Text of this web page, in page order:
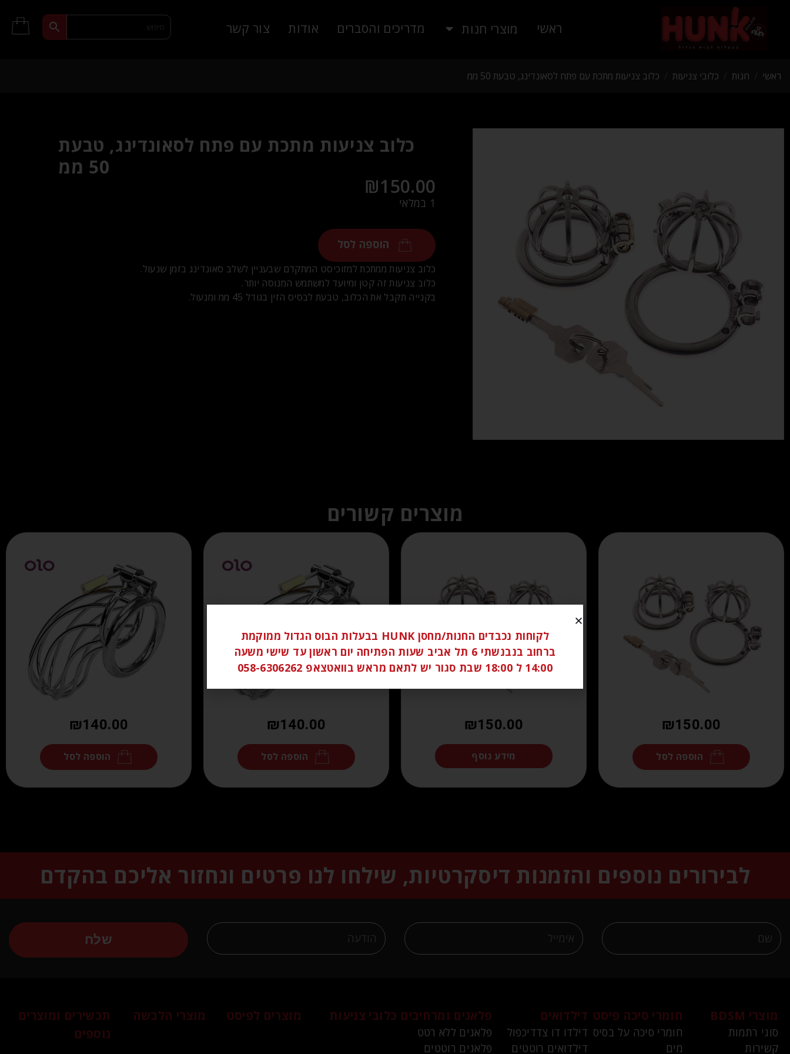
ראשי מוצרי חנות מדריכים והסברים אודות צור קשר
ראשי חנות כלובי צניעות כלוב צניעות מתכת עם פתח לסאונדינג, טבעת 50 ממ
כלוב צניעות מתכת עם פתח לסאונדינג, טבעת
50 ממ
₪150.00
1 במלאי
הוספה לסל
כלוב צניעות ממתכת למזוכיסט המתקדם שבעניין לשלב סאונדינג בזמן שנעול.
כלוב צניעות זה קטן ומיועד למשתמש המנוסה יותר.
בקנייה תקבל את הכלוב, טבעת לבסיס הזין בגודל 45 ממ ומנעול.
מוצרים קשורים
₪150.00
הוספה לסל
₪150.00
מידע נוסף
₪140.00
הוספה לסל
₪140.00
הוספה לסל
לבירורים נוספים והזמנות דיסקרטיות, שילחו לנו פרטים ונחזור אליכם בהקדם
שלח
מוצרי BDSM
סוגי רתמות
קשירות
חומרי סיכה פיסט
חומרי סיכה על בסיס
מים
דילדואים
דילדו דו צדדיכפול
דילדואים רוטטים
פלאגים ומרחיבים
פלאגים ללא רטט
פלאגים רוטטים
כלובי צניעות מוצרים לפיסט מוצרי הלבשה
תכשירים ומוצרים
נוספים
לקוחות נכבדים החנות/מחסן HUNK בבעלות הבוס הגדול ממוקמת
ברחוב בנבנשתי 6 תל אביב שעות הפתיחה יום ראשון עד שישי משעה
14:00 ל 18:00 שבת סגור יש לתאם מראש בוואטצאפ 058-6306262